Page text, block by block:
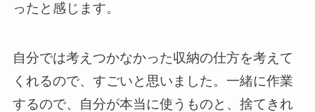
ったと感じます。
自分では考えつかなかった収納の仕方を考えて
くれるので、すごいと思いました。一緒に作業
するので、自分が本当に使うものと、捨てきれ